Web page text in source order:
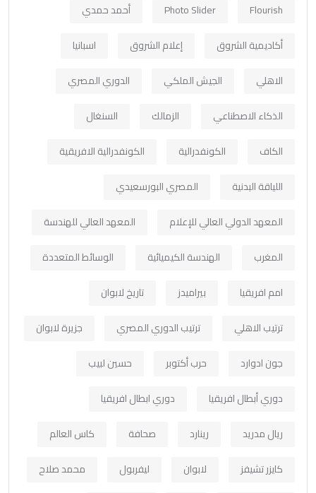
Flourish
Photo Slider
أحمد حمدي
أكاديمية الشروق
إعلام الشروق
اسبانيا
الاهلي
الجيش الملكي
الدوري المصري
الذكاء الاصطناعي
الزمالك
السنغال
الكاف
الكونفدرالية
الكونفدرالية الافريقية
اللياقة البدنية
المصري البورسعيدي
المعهد الدولي العالي للإعلام
المعهد العالي للهندسة
المغرب
الهندسة الكيميائية
الوسائط المتعددة
امم افريقيا
بيراميدز
تاريخ لابوان
ترتيب الاهلي
ترتيب الدوري المصري
جزيرة لابوان
جون ادوارد
حرب أكتوبر
حسين لبيب
دوري أبطال افريقيا
دوري ابطال افريقيا
ريال مدريد
رينارد صحافة
كاس العالم
كايزر تشيفز
لابوان ليفربول محمد صلاح